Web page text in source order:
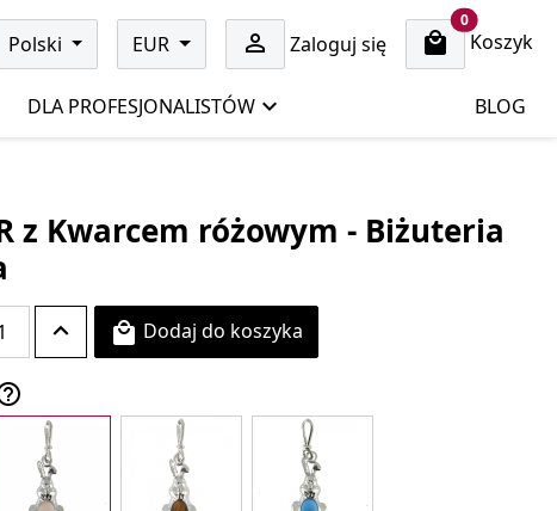
Polski EUR Zaloguj się 
0cart items
Koszyk
DLA PROFESJONALISTÓW BLOG
z Kwarcem różowym - Biżuteria
 Dodaj do koszyka